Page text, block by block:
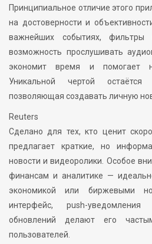
Принципиальное отличие этого
на достоверности и
важнейших событиях,
возможность прослушивать
экономит время и помогает
Уникальной чертой
позволяющая создавать личную
Reuters
Сделано для тех, кто ценит
предлагает краткие, но
новости и видеоролики. Особое
финансам и аналитике —
экономикой или биржевыми
интерфейс, push-
обновлений делают его
пользователей.